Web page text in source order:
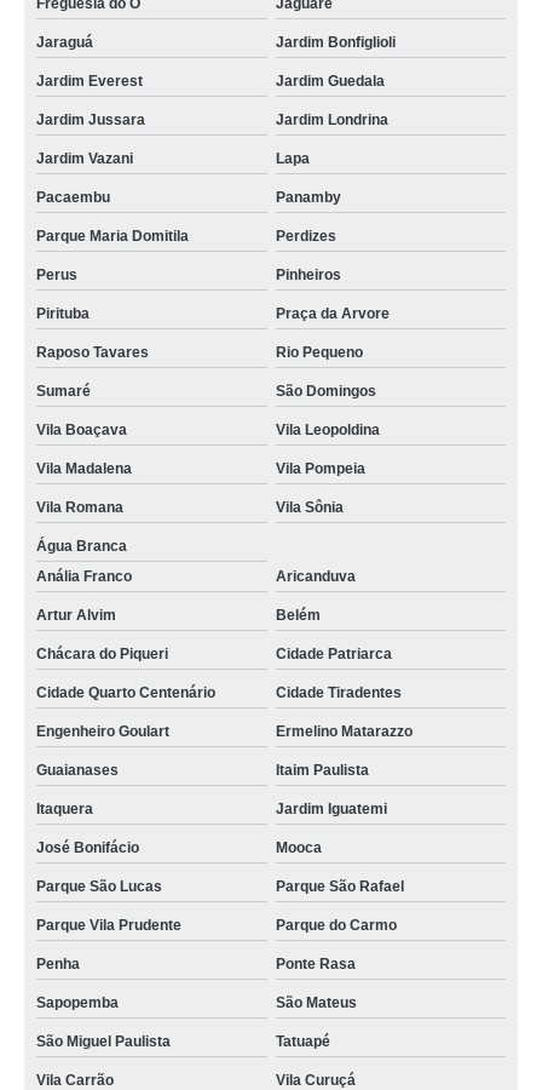
Freguesia do Ó Jaguaré
Jaraguá Jardim Bonfiglioli
Jardim Everest Jardim Guedala
Jardim Jussara Jardim Londrina
Jardim Vazani Lapa
Pacaembu Panamby
Parque Maria Domitila Perdizes
Perus Pinheiros
Pirituba Praça da Arvore
Raposo Tavares Rio Pequeno
Sumaré São Domingos
Vila Boaçava Vila Leopoldina
Vila Madalena Vila Pompeia
Vila Romana Vila Sônia
Água Branca
Anália Franco
Aricanduva
Artur Alvim Belém
Chácara do Piqueri Cidade Patriarca
Cidade Quarto Centenário Cidade Tiradentes
Engenheiro Goulart Ermelino Matarazzo
Guaianases Itaim Paulista
Itaquera Jardim Iguatemi
José Bonifácio Mooca
Parque São Lucas Parque São Rafael
Parque Vila Prudente Parque do Carmo
Penha Ponte Rasa
Sapopemba São Mateus
São Miguel Paulista Tatuapé
Vila Carrão Vila Curuçá